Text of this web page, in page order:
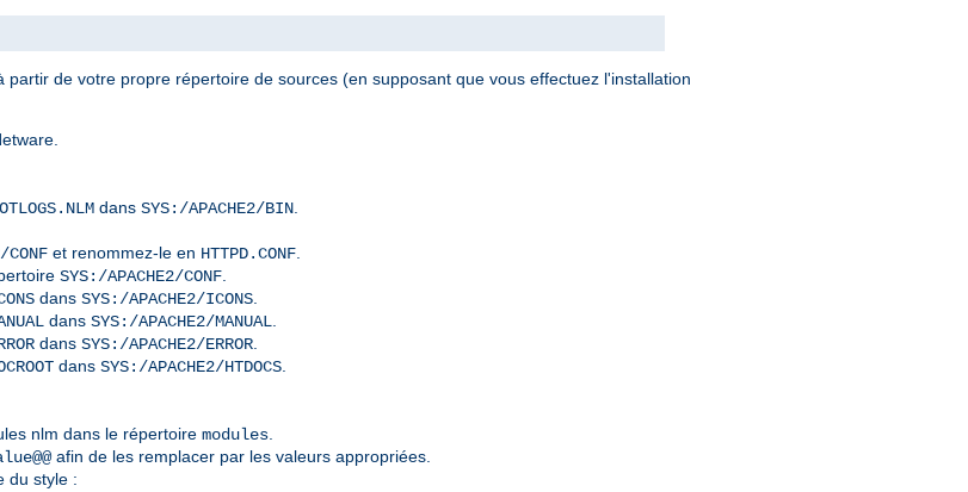
de votre propre répertoire de sources (en supposant que vous effectuez l'installation
dans SYS:/APACHE2/BIN.
et renommez-le en HTTPD.CONF.
SYS:/APACHE2/CONF.
dans SYS:/APACHE2/ICONS.
dans SYS:/APACHE2/MANUAL.
dans SYS:/APACHE2/ERROR.
dans SYS:/APACHE2/HTDOCS.
nlm dans le répertoire modules.
afin de les remplacer par les valeurs appropriées.
du style :